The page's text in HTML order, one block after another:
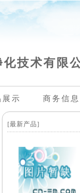
技术有限
展示 商务信息
[最新产品]